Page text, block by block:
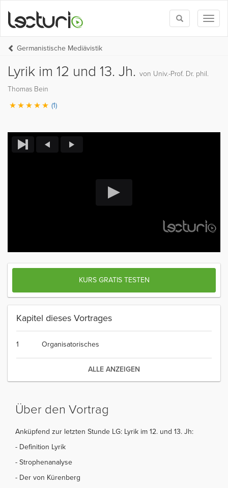
Toggle
search
Germanistische Mediävistik
Lyrik im 12 und 13. Jh. von Univ.-Prof. Dr. phil.
Thomas Bein
(1)
KURS GRATIS TESTEN
Kapitel dieses Vortrages
1 Organisatorisches
ALLE ANZEIGEN
Über den Vortrag
Anküpfend zur letzten Stunde LG: Lyrik im 12. und 13. Jh:
- Definition Lyrik
- Strophenanalyse
- Der von Kürenberg